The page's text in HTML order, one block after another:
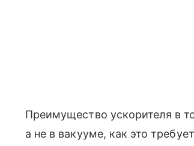
Преимущество ускорителя в
а не в вакууме, как это